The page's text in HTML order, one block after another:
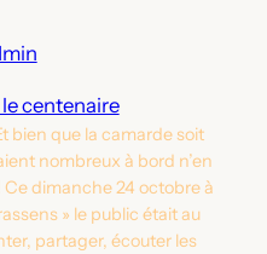
centenaire
bien que la camarde soit
nombreux à bord n’en
dimanche 24 octobre à
» le public était au
partager, écouter les